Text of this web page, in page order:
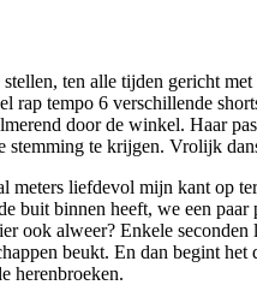
ten alle tijden gericht
rap tempo 6 verschillende
door de winkel. Haar
stemming te krijgen. Vrolijk
liefdevol mijn kant op
buit binnen heeft, we een
ook alweer? Enkele
beukt. En dan begint
herenbroeken.